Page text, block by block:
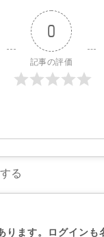
0
記事の評価
ります。ログインも